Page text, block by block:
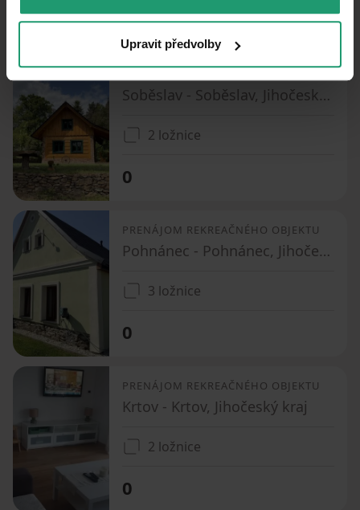
Upravit předvolby
0
Soběslav - Soběslav, Jihočeský kraj
2 ložnice
0
PRENÁJOM REKREAČNÉHO OBJEKTU
Pohnánec - Pohnánec, Jihočeský kraj
3 ložnice
0
PRENÁJOM REKREAČNÉHO OBJEKTU
Krtov - Krtov, Jihočeský kraj
2 ložnice
0